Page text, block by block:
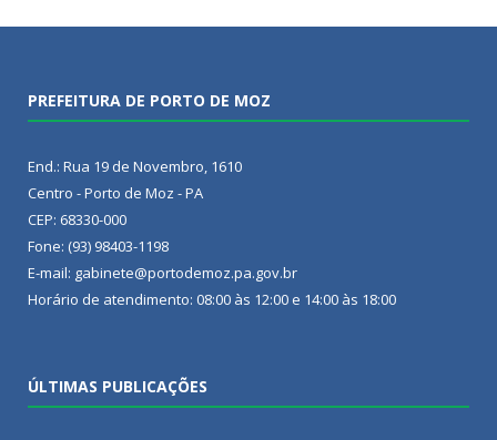
PREFEITURA DE PORTO DE MOZ
End.: Rua 19 de Novembro, 1610
Centro - Porto de Moz - PA
CEP: 68330-000
Fone: (93) 98403-1198
E-mail: gabinete@portodemoz.pa.gov.br
Horário de atendimento: 08:00 às 12:00 e 14:00 às 18:00
ÚLTIMAS PUBLICAÇÕES